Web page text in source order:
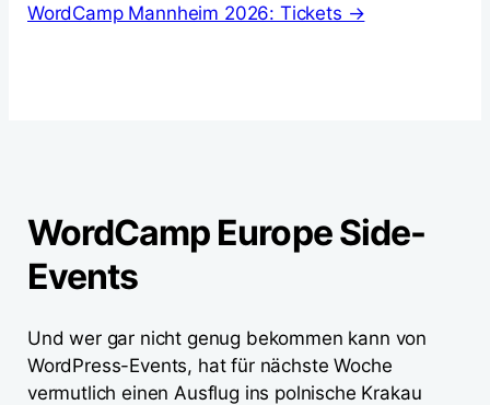
WordCamp Mannheim 2026: Tickets →
WordCamp Europe Side-
Events
Und wer gar nicht genug bekommen kann von
WordPress-Events, hat für nächste Woche
vermutlich einen Ausflug ins polnische Krakau